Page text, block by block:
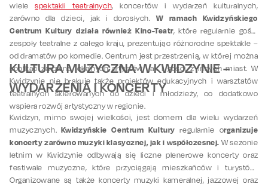
wielespektakli teatralnych, koncertów i wydarzeń kulturalnych,
zarówno dla dzieci, jak i dorosłych.W ramach Kwidzyńskiego
Centrum Kultury działa również Kino-Teatr, które regularnie gości
zespoły teatralne z całego kraju, prezentując różnorodne spektakle –
od dramatów po komedie. Centrum jest przestrzenią, w której można
spotkać zarówno lokalnych artystów, jak i gości z innych miast. W
Kwidzynie nie brakuje także projektów edukacyjnych i warsztatów
teatralnych skierowanych do dzieci i młodzieży, co dodatkowo
wspiera rozwój artystyczny w regionie.
KULTURA MUZYCZNA W KWIDZYNIE –
WYDARZENIA I KONCERTY
Kwidzyn, mimo swojej wielkości, jest domem dla wielu wydarzeń
muzycznych. Kwidzyńskie Centrum Kultury regularnie organizuje
koncerty zarówno muzyki klasycznej, jak i współczesnej. W sezonie
letnim w Kwidzynie odbywają się liczne plenerowe koncerty oraz
festiwale muzyczne, które przyciągają mieszkańców i turystów.
Organizowane są także koncerty muzyki kameralnej, jazzowej oraz